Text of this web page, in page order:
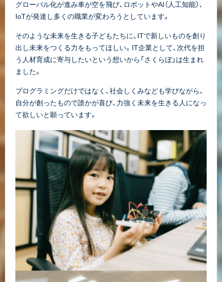
グローバル化が進み車が空を飛び、ロボットやAI（人工知能）、
IoTが発達し多くの職業が変わろうとしています。
そのような未来を生きる子どもたちに、ITで新しいものを創り
出し未来をつくる力をもってほしい。IT企業として、次代を担
う人材育成に寄与したいという想いから「さくらぼ」は生まれ
ました。
プログラミングだけではなく、社会しくみなども学びながら、
自分が創ったもので誰かが喜び、力強く未来を生きる人になっ
て欲しいと願っています。